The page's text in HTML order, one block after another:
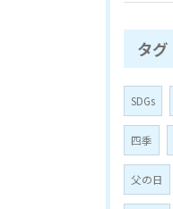
タグ
SDGs
四季
父の日